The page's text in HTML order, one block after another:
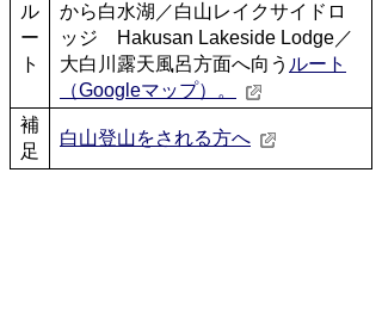
ル
ー
ト
から白水湖／白山レイクサイドロ
ッジ Hakusan Lakeside Lodge／
大白川露天風呂方面へ向う ルート
（Googleマップ）。
補
足
白山登山をされる方へ